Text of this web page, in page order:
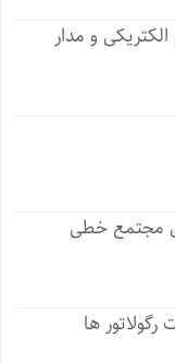
و مدار
مجتمع خطی
ها